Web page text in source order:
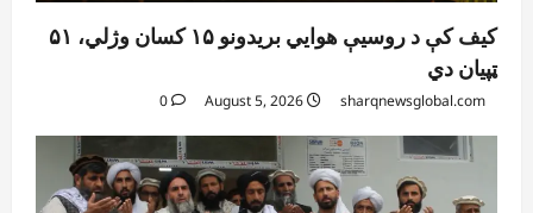
کیف کې د روسیې هوايي بریدونو ۱۵ کسان وژلي، ۵۱
ټپیان دي
sharqnewsglobal.com
0